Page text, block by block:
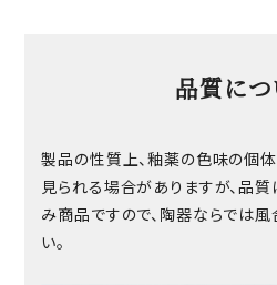
品質に
製品の性質上、釉薬の色味の個
見られる場合がありますが、品
み商品ですので、陶器ならでは風
い。